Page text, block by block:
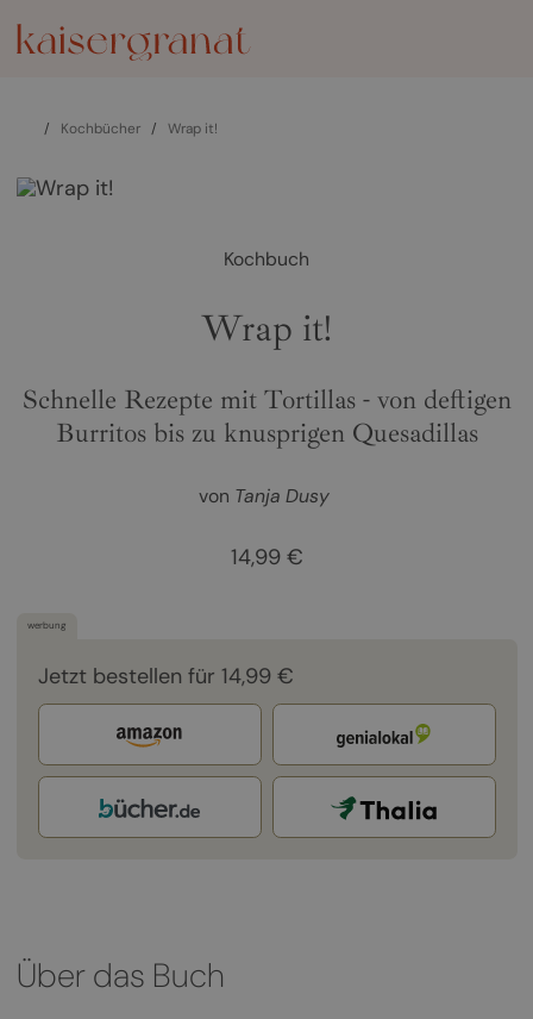
/ Kochbücher / Wrap it!
Kochbuch
Wrap it!
Schnelle Rezepte mit Tortillas - von deftigen
Burritos bis zu knusprigen Quesadillas
von Tanja Dusy
14,99 €
werbung
Jetzt bestellen für 14,99 €
Über das Buch